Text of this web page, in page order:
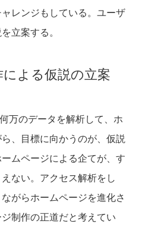
レンジもしている。ユーザ
立案する。
よる仮説の立案
万のデータを解析して、ホ
、目標に向かうのが、仮説
ムページによる企てが、す
ない。アクセス解析をし
がらホームページを進化さ
制作の正道だと考えてい